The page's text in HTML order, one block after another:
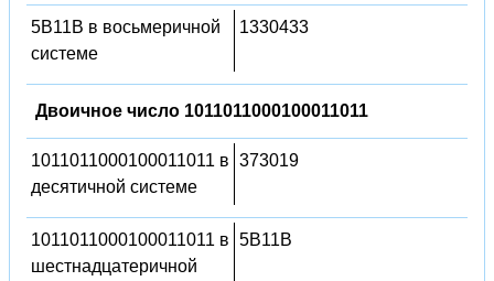
5B11B в восьмеричной
системе
1330433
Двоичное число 1011011000100011011
1011011000100011011 в
десятичной системе
373019
1011011000100011011 в
шестнадцатеричной
5B11B